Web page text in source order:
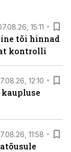
15:11
tõi hinnad
kontrolli
12:10
11:58